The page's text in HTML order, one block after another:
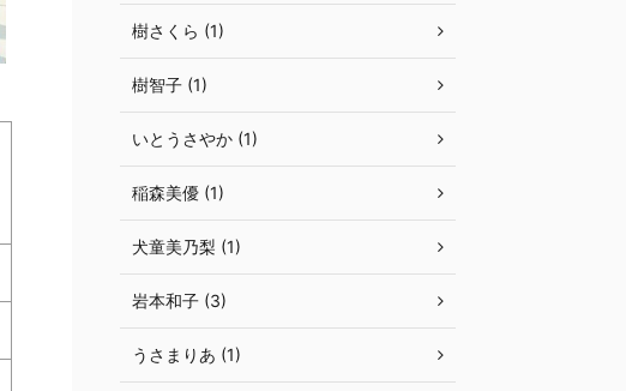
樹さくら (1)
樹智子 (1)
いとうさやか (1)
稲森美優 (1)
犬童美乃梨 (1)
岩本和子 (3)
うさまりあ (1)